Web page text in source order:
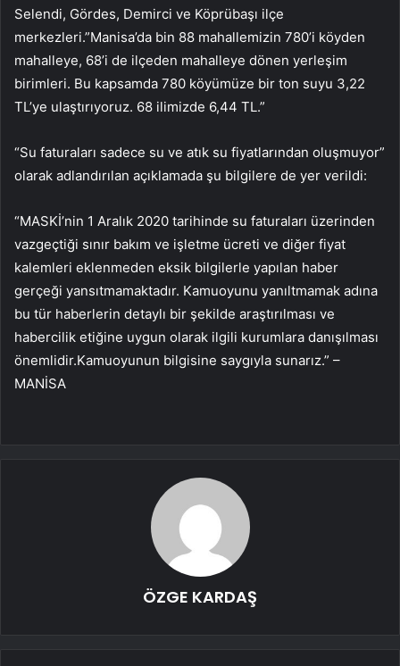
Selendi, Gördes, Demirci ve Köprübaşı ilçe
merkezleri.”Manisa’da bin 88 mahallemizin 780’i köyden
mahalleye, 68’i de ilçeden mahalleye dönen yerleşim
birimleri. Bu kapsamda 780 köyümüze bir ton suyu 3,22
TL’ye ulaştırıyoruz. 68 ilimizde 6,44 TL.”
“Su faturaları sadece su ve atık su fiyatlarından oluşmuyor”
olarak adlandırılan açıklamada şu bilgilere de yer verildi:
“MASKİ’nin 1 Aralık 2020 tarihinde su faturaları üzerinden
vazgeçtiği sınır bakım ve işletme ücreti ve diğer fiyat
kalemleri eklenmeden eksik bilgilerle yapılan haber
gerçeği yansıtmamaktadır. Kamuoyunu yanıltmamak adına
bu tür haberlerin detaylı bir şekilde araştırılması ve
habercilik etiğine uygun olarak ilgili kurumlara danışılması
önemlidir.Kamuoyunun bilgisine saygıyla sunarız.” –
MANİSA
ÖZGE KARDAŞ